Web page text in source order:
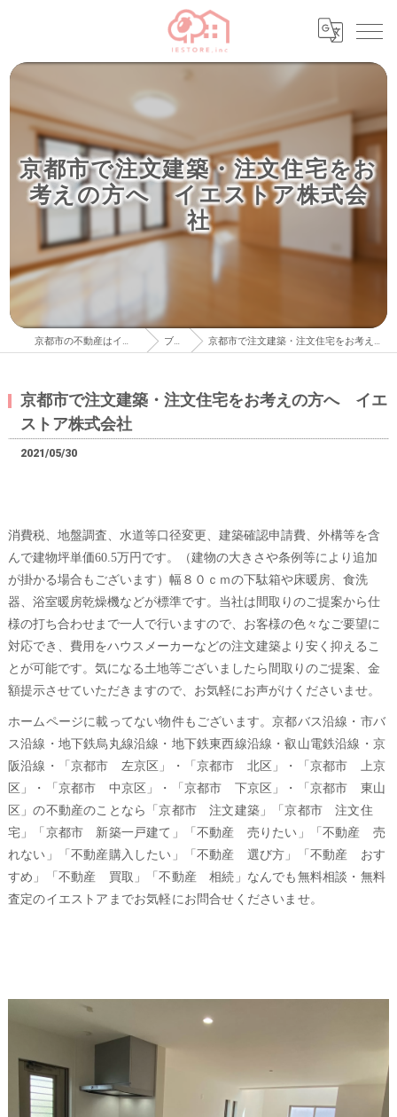
京都市で注文建築・注文住宅をお
考えの方へ イエストア株式会
社
京都市の不動産はイエストア株式会社 ブログ 京都市で注文建築・注文住宅をお考えの方へ イエストア株式会社
京都市で注文建築・注文住宅をお考えの方へ イエ
ストア株式会社
2021/05/30
消費税、地盤調査、水道等口径変更、建築確認申請費、外構等を含
んで建物坪単価60.5万円です。（建物の大きさや条例等により追加
が掛かる場合もございます）幅８０ｃｍの下駄箱や床暖房、食洗
器、浴室暖房乾燥機などが標準です。当社は間取りのご提案から仕
様の打ち合わせまで一人で行いますので、お客様の色々なご要望に
対応でき、費用をハウスメーカーなどの注文建築より安く抑えるこ
とが可能です。気になる土地等ございましたら間取りのご提案、金
額提示させていただきますので、お気軽にお声がけくださいませ。
ホームページに載ってない物件もございます。京都バス沿線・市バ
ス沿線・地下鉄烏丸線沿線・地下鉄東西線沿線・叡山電鉄沿線・京
阪沿線・「京都市 左京区」・「京都市 北区」・「京都市 上京
区」・「京都市 中京区」・「京都市 下京区」・「京都市 東山
区」の不動産のことなら「京都市 注文建築」「京都市 注文住
宅」「京都市 新築一戸建て」「不動産 売りたい」「不動産 売
れない」「不動産購入したい」「不動産 選び方」「不動産 おす
すめ」「不動産 買取」「不動産 相続」なんでも無料相談・無料
査定のイエストアまでお気軽にお問合せくださいませ。